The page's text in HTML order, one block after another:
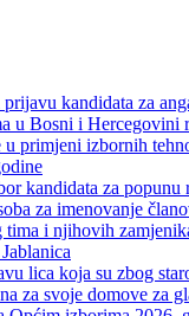
kandidata za
u Bosni i Hercegovini
u primjeni izbornih
kandidata za popunu
za imenovanje
tima i njihovih
lica koja su zbog
za svoje domove za